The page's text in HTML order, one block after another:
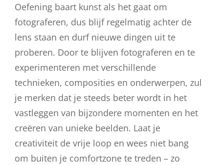
Oefening baart kunst als het gaat om
fotograferen, dus blijf regelmatig achter de
lens staan en durf nieuwe dingen uit te
proberen. Door te blijven fotograferen en te
experimenteren met verschillende
technieken, composities en onderwerpen, zul
je merken dat je steeds beter wordt in het
vastleggen van bijzondere momenten en het
creëren van unieke beelden. Laat je
creativiteit de vrije loop en wees niet bang
om buiten je comfortzone te treden – zo